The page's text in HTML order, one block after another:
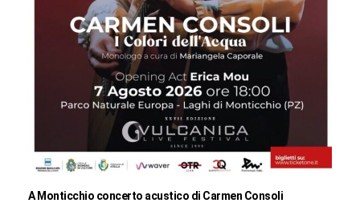
A Monticchio concerto acustico di Carmen Consoli